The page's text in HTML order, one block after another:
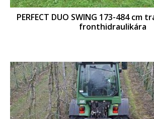
PERFECT DUO SWING 173-484 cm
fronthidraulikára